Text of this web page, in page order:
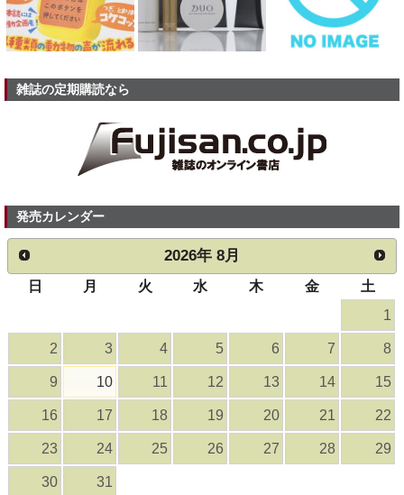
雑誌の定期購読なら
発売カレンダー
2026年 8月
日 月 火 水 木 金
土
1
2 3 4 5 6 7 8
9 10 11 12 13 14 15
16 17 18 19 20 21 22
23 24 25 26 27 28 29
30 31